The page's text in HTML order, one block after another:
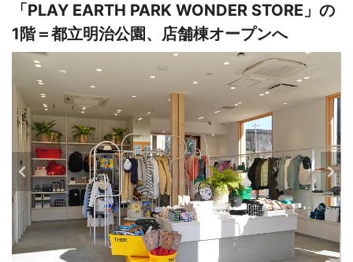
「PLAY EARTH PARK WONDER STORE」の
1階＝都立明治公園、店舗棟オープンへ